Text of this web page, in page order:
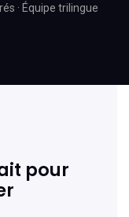
· Équipe trilingue
pour